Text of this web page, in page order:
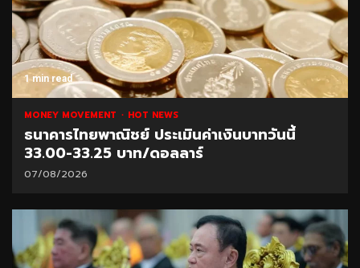
1 min read
MONEY MOVEMENT HOT NEWS
ธนาคารไทยพาณิชย์ ประเมินค่าเงินบาทวันนี้
33.00-33.25 บาท/ดอลลาร์
07/08/2026